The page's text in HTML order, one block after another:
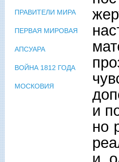
и
но
ПРАВИТЕЛИ МИРА
ПЕРВАЯ МИРОВАЯ
АПСУАРА
ВОЙНА 1812 ГОДА
МОСКОВИЯ